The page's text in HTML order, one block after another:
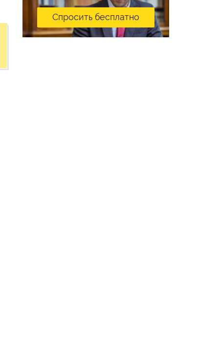
Спросить бесплатно